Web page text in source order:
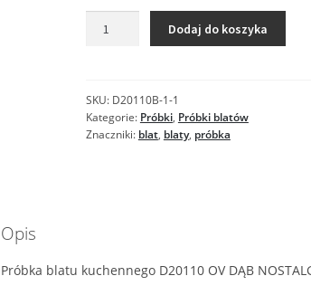
D20110
-
Próbka
blatu
Dodaj do koszyka
SKU: D20110B-1-1
Kategorie: Próbki, Próbki blatów
Znaczniki: blat, blaty, próbka
Opis
Próbka blatu kuchennego D20110 OV DĄB